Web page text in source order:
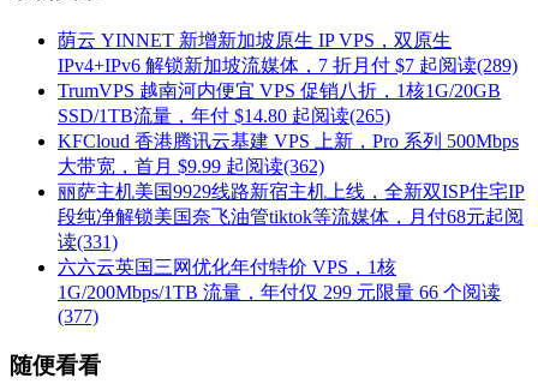
荫云 YINNET 新增新加坡原生 IP VPS，双原生
IPv4+IPv6 解锁新加坡流媒体，7 折月付 $7 起阅读(289)
TrumVPS 越南河内便宜 VPS 促销八折，1核1G/20GB
SSD/1TB流量，年付 $14.80 起阅读(265)
KFCloud 香港腾讯云基建 VPS 上新，Pro 系列 500Mbps
大带宽，首月 $9.99 起阅读(362)
丽萨主机美国9929线路新宿主机上线，全新双ISP住宅IP
段纯净解锁美国奈飞油管tiktok等流媒体，月付68元起阅
读(331)
六六云英国三网优化年付特价 VPS，1核
1G/200Mbps/1TB 流量，年付仅 299 元限量 66 个阅读
(377)
随便看看